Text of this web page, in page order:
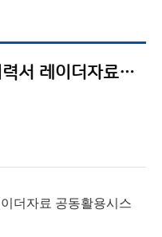
2015상반기 사업관리이력서 레이더자료 공동활용시스템 구축
더자료 공동활용시스